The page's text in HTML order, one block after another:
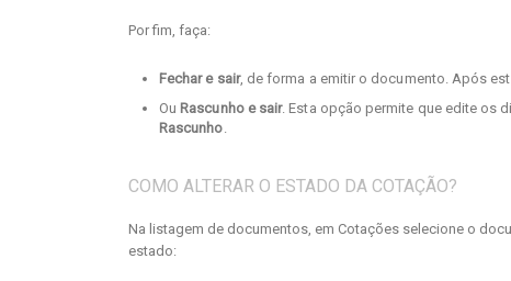
Por fim, faça:
Fechar e sair, de forma a emitir o documento. Após
Ou Rascunho e sair. Esta opção permite que edite os
Rascunho.
COMO ALTERAR O ESTADO DA COTAÇÃO?
Na listagem de documentos, em Cotações selecione o
estado: